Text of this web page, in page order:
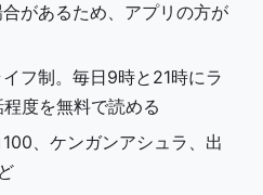
があるため、アプリの方が
イフ制。毎日9時と21時にラ
度を無料で読める
、ケンガンアシュラ、出